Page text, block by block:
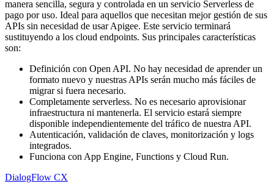
manera sencilla, segura y controlada en un servicio Serverless de
pago por uso. Ideal para aquellos que necesitan mejor gestión de sus
APIs sin necesidad de usar Apigee. Este servicio terminará
sustituyendo a los cloud endpoints. Sus principales características
son:
Definición con Open API. No hay necesidad de aprender un
formato nuevo y nuestras APIs serán mucho más fáciles de
migrar si fuera necesario.
Completamente serverless. No es necesario aprovisionar
infraestructura ni mantenerla. El servicio estará siempre
disponible independientemente del tráfico de nuestra API.
Autenticación, validación de claves, monitorización y logs
integrados.
Funciona con App Engine, Functions y Cloud Run.
DialogFlow CX